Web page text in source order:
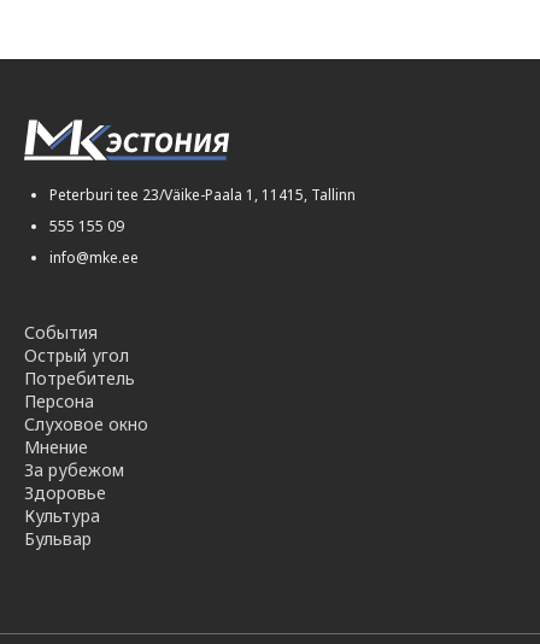
Peterburi tee 23/Väike-Paala 1, 11415, Tallinn
555 155 09
info@mke.ee
События
Острый угол
Потребитель
Персона
Слуховое окно
Мнение
За рубежом
Здоровье
Культура
Бульвар